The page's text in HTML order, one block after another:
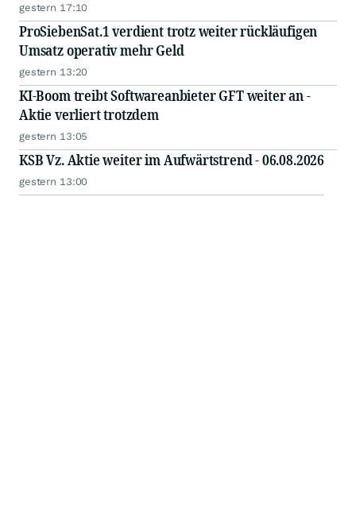
gestern 17:10
ProSiebenSat.1 verdient trotz weiter rückläufigen
Umsatz operativ mehr Geld
gestern 13:20
KI-Boom treibt Softwareanbieter GFT weiter an -
Aktie verliert trotzdem
gestern 13:05
KSB Vz. Aktie weiter im Aufwärtstrend - 06.08.2026
gestern 13:00